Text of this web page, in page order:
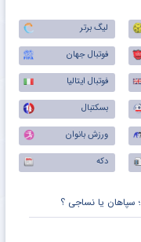
لیگ برتر
فوتبال جهان
فوتبال ایتالیا
بسکتبال
ورزش بانوان
دکه
سپاهان یا نساجی ؟